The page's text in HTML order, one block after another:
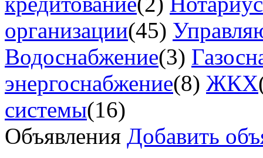
организации(45)
Водоснабжение(3)
энергоснабжение(8) ЖКХ
системы(16)
Объявления Добавить